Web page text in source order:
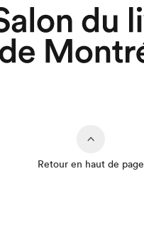
Retour en haut de page